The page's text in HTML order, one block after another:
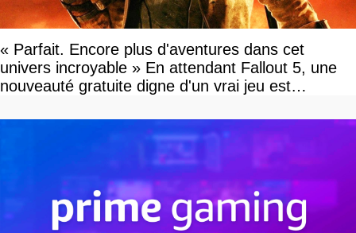
« Parfait. Encore plus d'aventures dans cet
univers incroyable » En attendant Fallout 5, une
nouveauté gratuite digne d'un vrai jeu est